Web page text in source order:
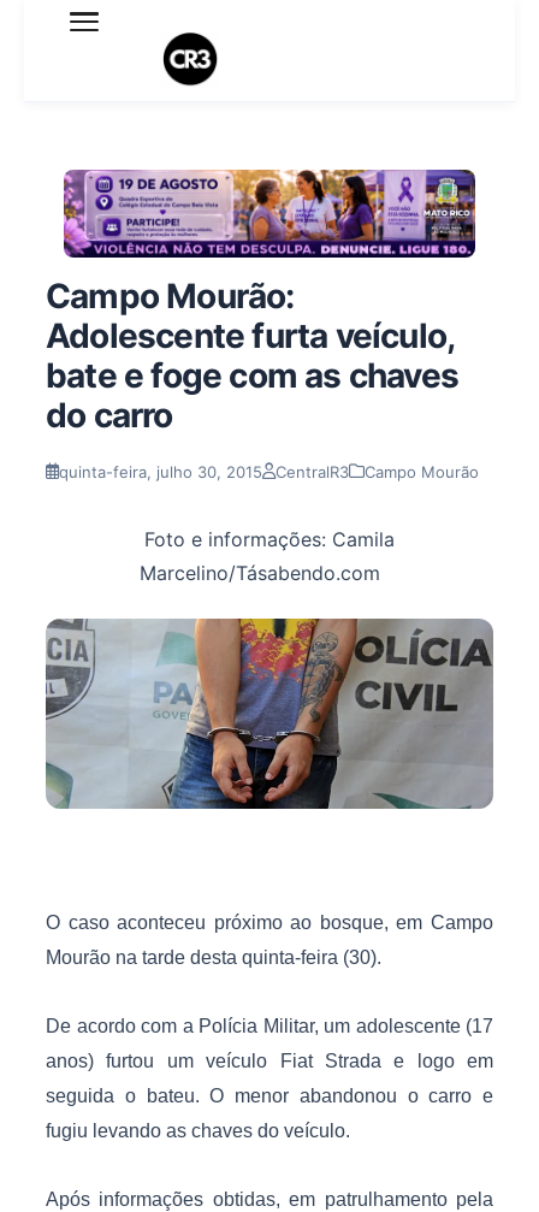
Expediente
Termo de Uso
Sobre o blog
Campo Mourão:
Adolescente furta veículo,
bate e foge com as chaves
do carro
quinta-feira, julho 30, 2015 CentralR3 Campo Mourão
Foto e informações: Camila
Marcelino/Tásabendo.com
O caso aconteceu próximo ao bosque, em Campo
Mourão na tarde desta quinta-feira (30).
De acordo com a Polícia Militar, um adolescente (17
anos) furtou um veículo Fiat Strada e logo em
seguida o bateu. O menor abandonou o carro e
fugiu levando as chaves do veículo.
Após informações obtidas, em patrulhamento pela